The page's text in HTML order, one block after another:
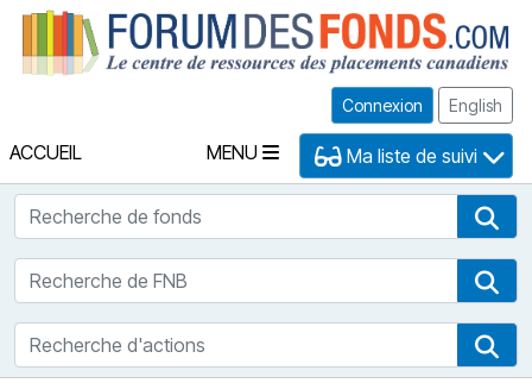
Connexion English
ACCUEIL MENU Ma liste de suivi
Recherche de fonds
Recherche de FNB
Recherche d'actions